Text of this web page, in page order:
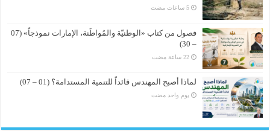
فصول من كتاب «الوطنيّة والمُواطَنة، الإمارات نموذجاً» (07
– 30)
لماذا أصبح المهندس قائداً للتنمية المستدامة؟ (01 – 07)
‏يوم واحد مضت